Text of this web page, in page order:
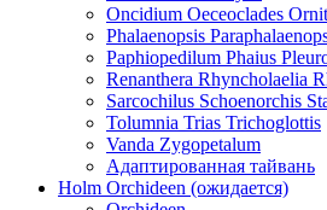
Oncidium Oeceoclades
Phalaenopsis
Paphiopedilum Phaius
Renanthera Rhyncholaelia
Sarcochilus Schoenorchis
Tolumnia Trias Trichoglottis
Vanda Zygopetalum
Адаптированная тайвань
Holm Orchideen (ожидается)